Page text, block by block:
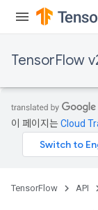
TensorFlow
이 페이지는Cloud
TensorFlow API